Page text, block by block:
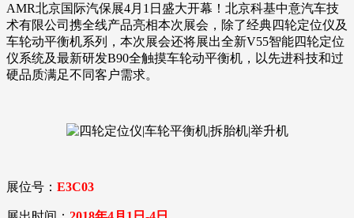
AMR北京国际汽保展4月1日盛大开幕！北京科基中意汽车技
术有限公司携全线产品亮相本次展会，除了经典四轮定位仪及
车轮动平衡机系列，本次展会还将展出全新V55智能四轮定位
仪系统及最新研发B90全触摸车轮动平衡机，以先进科技和过
硬品质满足不同客户需求。
展位号： E3C03